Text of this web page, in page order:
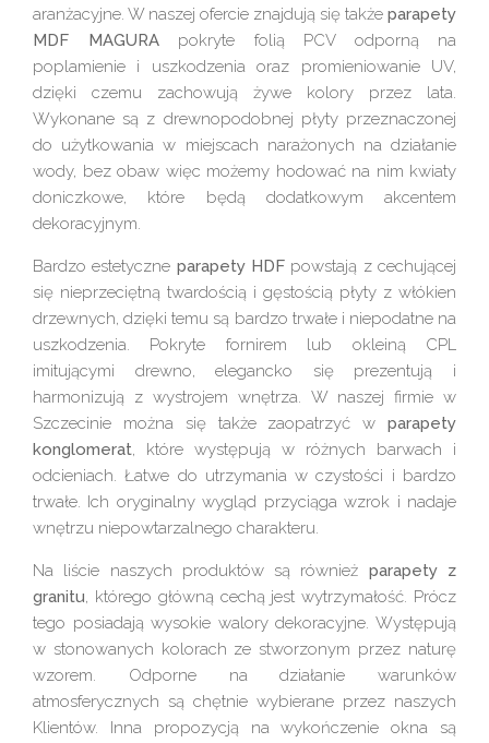
aranżacyjne. W naszej ofercie znajdują się także parapety
MDF MAGURApokryte folią PCV odporną na
poplamienie i uszkodzenia oraz promieniowanie UV,
dzięki czemu zachowują żywe kolory przez lata.
Wykonane są z drewnopodobnej płyty przeznaczonej
do użytkowania w miejscach narażonych na działanie
wody, bez obaw więc możemy hodować na nim kwiaty
doniczkowe, które będą dodatkowym akcentem
dekoracyjnym.
Bardzo estetyczne parapety HDF powstają z cechującej
się nieprzeciętną twardością i gęstością płyty z włókien
drzewnych, dzięki temu są bardzo trwałe i niepodatne na
uszkodzenia. Pokryte fornirem lub okleiną CPL
imitującymi drewno, elegancko się prezentują i
harmonizują z wystrojem wnętrza. W naszej firmie w
Szczecinie można się także zaopatrzyć w parapety
konglomerat, które występują w różnych barwach i
odcieniach. Łatwe do utrzymania w czystości i bardzo
trwałe. Ich oryginalny wygląd przyciąga wzrok i nadaje
wnętrzu niepowtarzalnego charakteru.
Na liście naszych produktów są również parapety z
granitu, którego główną cechą jest wytrzymałość. Prócz
tego posiadają wysokie walory dekoracyjne. Występują
w stonowanych kolorach ze stworzonym przez naturę
wzorem. Odporne na działanie warunków
atmosferycznych są chętnie wybierane przez naszych
Klientów. Inna propozycją na wykończenie okna są